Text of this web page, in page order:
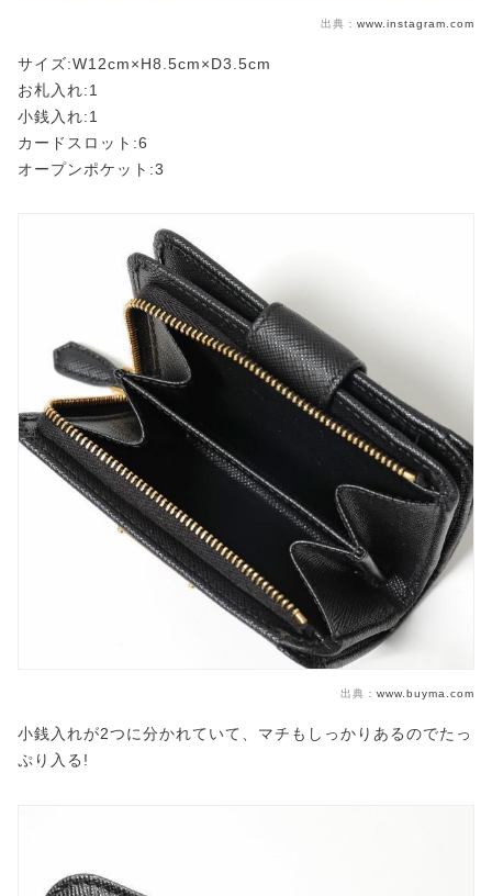
出典： www.instagram.com
サイズ:W12cm×H8.5cm×D3.5cm
お札入れ:1
小銭入れ:1
カードスロット:6
オープンポケット:3
出典： www.buyma.com
小銭入れが2つに分かれていて、マチもしっかりあるのでたっ
ぷり入る!